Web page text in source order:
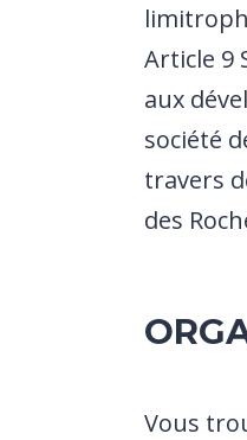
Article 9
aux
société
travers
des
Vous